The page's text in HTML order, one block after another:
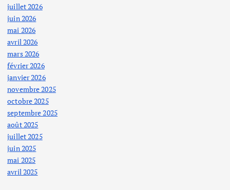
juillet 2026
juin 2026
mai 2026
avril 2026
mars 2026
février 2026
janvier 2026
novembre 2025
octobre 2025
septembre 2025
août 2025
juillet 2025
juin 2025
mai 2025
avril 2025